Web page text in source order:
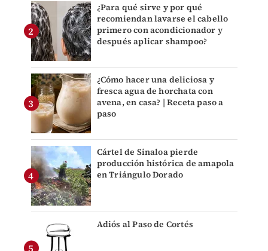
¿Para qué sirve y por qué
recomiendan lavarse el cabello
primero con acondicionador y
después aplicar shampoo?
¿Cómo hacer una deliciosa y
fresca agua de horchata con
avena, en casa? | Receta paso a
paso
Cártel de Sinaloa pierde
producción histórica de amapola
en Triángulo Dorado
Adiós al Paso de Cortés